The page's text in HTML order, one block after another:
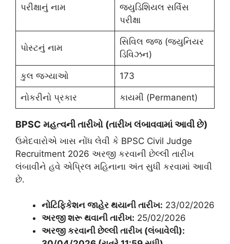
પરીક્ષાનું નામ
જ્યુડિશિયલ સર્વિસ
પરીક્ષા
પોસ્ટનું નામ
સિવિલ જજ (જ્યુનિયર
ડિવિઝન)
કુલ જગ્યાઓ 173
નોકરીનો પ્રકાર કાયમી (Permanent)
BPSC મહત્વની તારીખો (તારીખ લંબાવવામાં આવી છે)
​ઉમેદવારોએ ખાસ નોંધ લેવી કે BPSC Civil Judge
Recruitment 2026 અરજી કરવાની છેલ્લી તારીખ
લંબાવીને હવે એપ્રિલ મહિનાના અંત સુધી કરવામાં આવી
છે.
નોટિફિકેશન જાહેર થયાની તારીખ: 23/02/2026
અરજી શરૂ થવાની તારીખ: 25/02/2026
અરજી કરવાની છેલ્લી તારીખ (લંબાવેલી):